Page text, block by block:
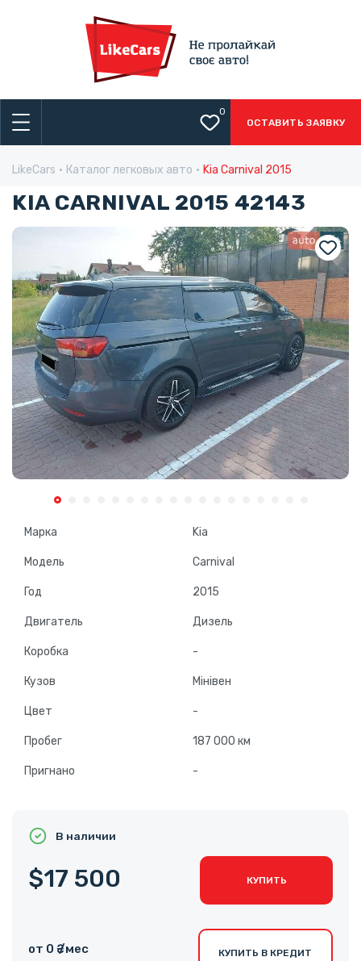
0
ОСТАВИТЬ ЗАЯВКУ
LikeCars Каталог легковых авто Kia Carnival 2015
KIA CARNIVAL 2015 42143
Марка Kia
Модель Carnival
Год 2015
Двигатель Дизель
Коробка -
Кузов Мінівен
Цвет -
Пробег 187 000 км
Пригнано -
В наличии
$17 500 КУПИТЬ
от 0 ₴ /мес КУПИТЬ В КРЕДИТ